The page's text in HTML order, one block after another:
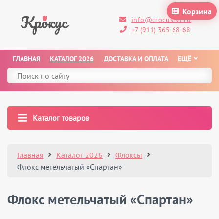
Корзина
info@crocus-vl.ru
+7 (911) 365-68-68
ГЛАВНАЯ КАТАЛОГ 2026 ДОСТАВКА И ОПЛАТА ЕЩЁ
Каталог товаров
Главная Каталог 2026
Флоксы
Флокс метельчатый «Спартан»
Флокс метельчатый «Спартан»